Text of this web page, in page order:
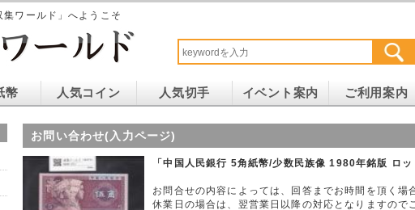
ワールド」へようこそ
幣 人気コイン 人気切手 イベント案内 ご利用案内
お問い合わせ(入力ページ)
「中国人民銀行 5角紙幣/少数民族像 1980年銘版 ロ
お問合せの内容によっては、回答までお時間を頂く場
休業日の場合は、翌営業日以降の対応となりますので